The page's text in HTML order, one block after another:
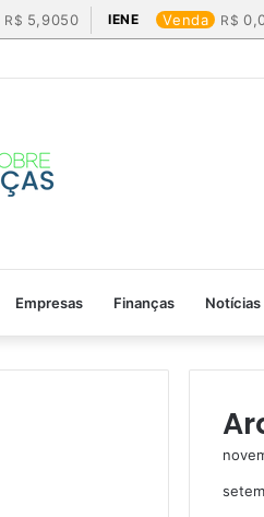
5,9050 IENE Venda
Empresas Finanças Notícias